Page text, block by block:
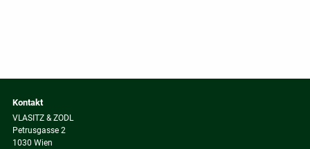
Kontakt
VLASITZ & ZODL
Petrusgasse 2
1030 Wien